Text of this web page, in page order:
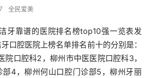
全民爱美
牙靠谱的医院排名榜top10强一览表发
口腔医院上榜名单排名前十的分别是：
院口腔科2，柳州市中医医院口腔科3，
部4，柳州何山口腔门诊部5，柳州牙丽